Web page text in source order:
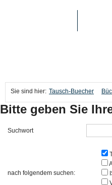
Sie sind hier: Tausch-Buecher
Bitte geben Sie
Suchwort
nach folgendem suchen: